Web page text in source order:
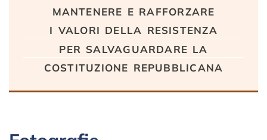
mantenere e rafforzare
i valori della resistenza
per salvaguardare la
costituzione repubblicana